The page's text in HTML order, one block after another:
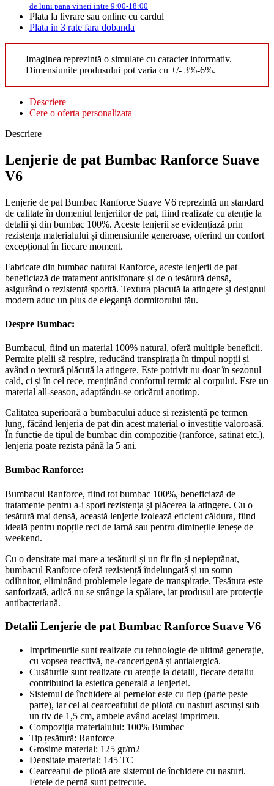
de luni pana vineri intre 9:00-18:00
Plata la livrare sau online cu cardul
Plata in 3 rate fara dobanda
Imaginea reprezintă o simulare cu caracter informativ.
Dimensiunile produsului pot varia cu +/- 3%-6%.
Descriere
Cere o oferta personalizata
Descriere
Lenjerie de pat Bumbac Ranforce Suave
V6
Lenjerie de pat Bumbac Ranforce Suave V6 reprezintă un standard
de calitate în domeniul lenjeriilor de pat, fiind realizate cu atenție la
detalii și din bumbac 100%. Aceste lenjerii se evidențiază prin
rezistența materialului și dimensiunile generoase, oferind un confort
excepțional în fiecare moment.
Fabricate din bumbac natural Ranforce, aceste lenjerii de pat
beneficiază de tratament antisifonare și de o tesătură densă,
asigurând o rezistență sporită. Textura placută la atingere și designul
modern aduc un plus de eleganță dormitorului tău.
Despre Bumbac:
Bumbacul, fiind un material 100% natural, oferă multiple beneficii.
Permite pielii să respire, reducând transpirația în timpul nopții și
având o textură plăcută la atingere. Este potrivit nu doar în sezonul
cald, ci și în cel rece, menținând confortul termic al corpului. Este un
material all-season, adaptându-se oricărui anotimp.
Calitatea superioară a bumbacului aduce și rezistență pe termen
lung, făcând lenjeria de pat din acest material o investiție valoroasă.
În funcție de tipul de bumbac din compoziție (ranforce, satinat etc.),
lenjeria poate rezista până la 5 ani.
Bumbac Ranforce:
Bumbacul Ranforce, fiind tot bumbac 100%, beneficiază de
tratamente pentru a-i spori rezistența și plăcerea la atingere. Cu o
tesătură mai densă, această lenjerie izolează eficient căldura, fiind
ideală pentru nopțile reci de iarnă sau pentru diminețile leneșe de
weekend.
Cu o densitate mai mare a tesăturii și un fir fin și nepieptănat,
bumbacul Ranforce oferă rezistență îndelungată și un somn
odihnitor, eliminând problemele legate de transpirație. Tesătura este
sanforizată, adică nu se strânge la spălare, iar produsul are protecție
antibacteriană.
Detalii Lenjerie de pat Bumbac Ranforce Suave V6
Imprimeurile sunt realizate cu tehnologie de ultimă generație,
cu vopsea reactivă, ne-cancerigenă și antialergică.
Cusăturile sunt realizate cu atenție la detalii, fiecare detaliu
contribuind la estetica generală a lenjeriei.
Sistemul de închidere al pernelor este cu flep (parte peste
parte), iar cel al cearceafului de pilotă cu nasturi ascunși sub
un tiv de 1,5 cm, ambele având același imprimeu.
Compoziția materialului: 100% Bumbac
Tip țesătură: Ranforce
Grosime material: 125 gr/m2
Densitate material: 145 TC
Cearceaful de pilotă are sistemul de închidere cu nasturi.
Fetele de pernă sunt petrecute.